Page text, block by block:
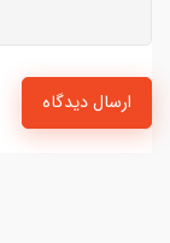
ارسال دیدگاه